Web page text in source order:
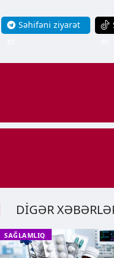
Səhifəni ziyarət
DİGƏR
SAĞLAMLIQ